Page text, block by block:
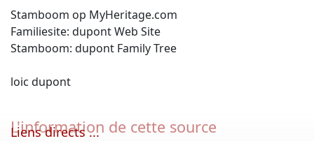
Stamboom op MyHeritage.com
Familiesite: dupont Web Site
Stamboom: dupont Family Tree
loic dupont
L'information de cette source
Liens directs ...